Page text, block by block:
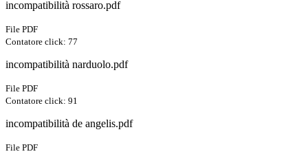
incompatibilità rossaro.pdf
File PDF
Contatore click: 77
incompatibilità narduolo.pdf
File PDF
Contatore click: 91
incompatibilità de angelis.pdf
File PDF